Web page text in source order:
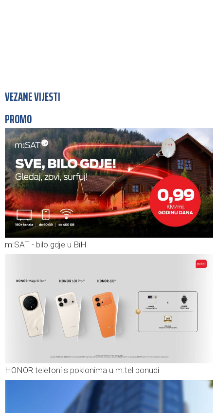
VEZANE VIJESTI
PROMO
m:SAT - bilo gdje u BiH
HONOR telefoni s poklonima u m:tel ponudi